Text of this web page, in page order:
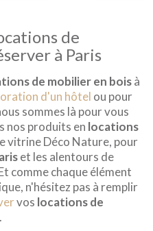
de
à Paris
de mobilier en boisà
d'un hôtel ou pour
sommes là pour vous
nos produits en locations
vitrine Déco Nature, pour
et les alentours de
comme chaque élément
n'hésitez pas à remplir
vos locations de